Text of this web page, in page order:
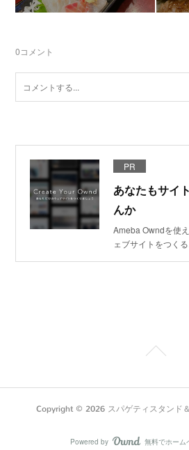
0コメント
PR
あなたもサイ
んか
Ameba Owndを使
ェブサイトをつく
Copyright © 2026 スパゲティスタン
Powered by 無料でホーム